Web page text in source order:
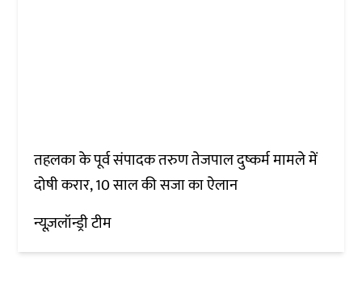
तहलका के पूर्व संपादक तरुण तेजपाल दुष्कर्म मामले में
दोषी करार, 10 साल की सजा का ऐलान
न्यूज़लॉन्ड्री टीम